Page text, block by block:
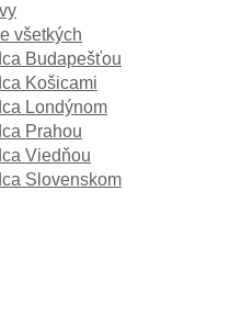
všetkých
Budapešťou
Košicami
Londýnom
Prahou
Viedňou
Slovenskom